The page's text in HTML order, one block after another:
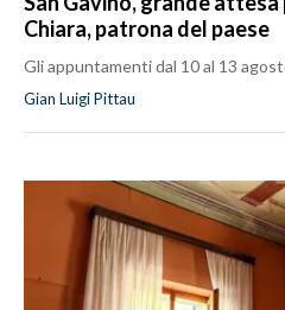
Chiara, patrona del paese
Gli appuntamenti dal 10 al 13
Gian Luigi Pittau